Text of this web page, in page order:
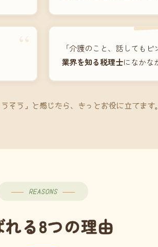
“
「介護のこと、話してもピ
業界を知る税理士になかな
そう」と感じたら、きっとお役に立てます。
REASONS
る8つの理由